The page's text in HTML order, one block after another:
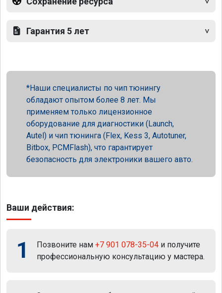
Гарантия 5 лет
Наши специалисты по чип тюнингу
обладают опытом более 8 лет. Мы
применяем только лицензионное
оборудование для диагностики (Launch,
Autel) и чип тюнинга (Flex, Kess 3, Autotuner,
Bitbox, PCMFlash), что гарантирует
безопасность для электроники вашего авто.
Ваши действия:
1 Позвоните нам +7 901 078-35-04 и получите
профессиональную консультацию у мастера.